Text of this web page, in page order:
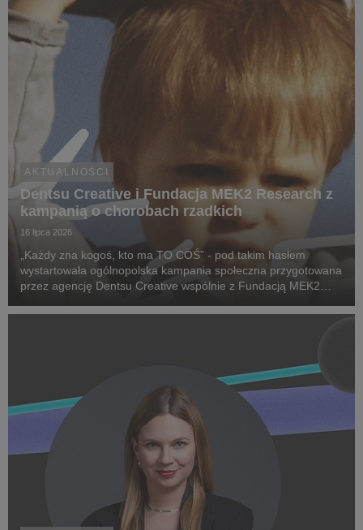
AKTUALNOŚCI
Dentsu Creative i Fundacja MEK2 Research z
kampanią o chorobach rzadkich
16 lipca 2026
„Każdy zna kogoś, kto ma TO COŚ” - pod takim hasłem
wystartowała ogólnopolska kampania społeczna przygotowana
przez agencję Dentsu Creative wspólnie z Fundacją MEK2
chorób rzadkich, zwrócenie uwagi na problemy pac...